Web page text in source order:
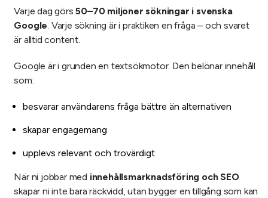
Varje dag görs50–70 miljoner sökningar i svenska
Google. Varje sökning är i praktiken en fråga – och svaret
är alltid content.
Google är i grunden en textsökmotor. Den belönar innehåll
som:
besvarar användarens fråga bättre än alternativen
skapar engagemang
upplevs relevant och trovärdigt
När ni jobbar med innehållsmarknadsföring och SEO
skapar ni inte bara räckvidd, utan bygger en tillgång som kan